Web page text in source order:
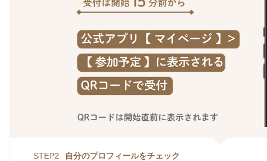
STEP2 自分のプロフィールをチェック